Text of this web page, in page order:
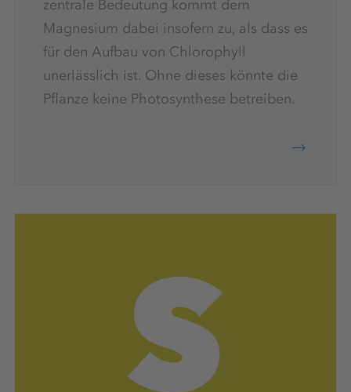
zentrale Bedeutung kommt dem
Magnesium dabei insofern zu, als dass es
für den Aufbau von Chlorophyll
unerlässlich ist. Ohne dieses könnte die
Pflanze keine Photosynthese betreiben.